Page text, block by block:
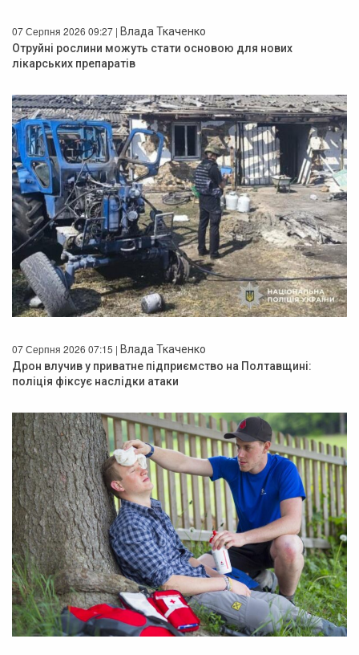
07 Серпня 2026 09:27 | Влада Ткаченко
Отруйні рослини можуть стати основою для нових
лікарських препаратів
07 Серпня 2026 07:15 | Влада Ткаченко
Дрон влучив у приватне підприємство на Полтавщині:
поліція фіксує наслідки атаки